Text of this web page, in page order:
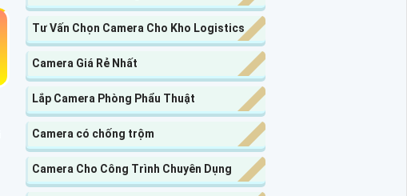
Tư Vấn Chọn Camera Cho Kho Logistics
Camera Giá Rẻ Nhất
Lắp Camera Phòng Phẩu Thuật
Camera có chống trộm
Camera Cho Công Trình Chuyên Dụng